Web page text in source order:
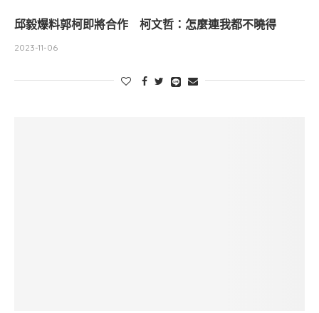
邱毅爆料郭柯即將合作 柯文哲：怎麼連我都不曉得
2023-11-06